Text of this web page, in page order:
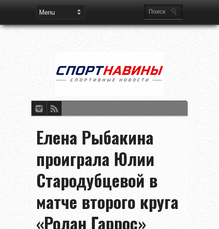
Елена Рыбакина
проиграла Юлии
Стародубцевой в
матче второго круга
«Ролан Гаррос»